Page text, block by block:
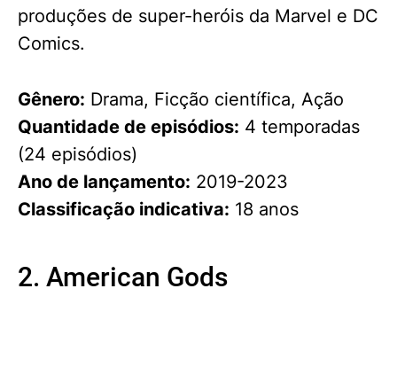
produções de super-heróis da Marvel e DC
Comics.
Gênero: Drama, Ficção científica, Ação
Quantidade de episódios: 4 temporadas
(24 episódios)
Ano de lançamento: 2019-2023
Classificação indicativa: 18 anos
2. American Gods